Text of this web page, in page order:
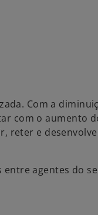
Com a
com o aumento
reter e
entre agentes do